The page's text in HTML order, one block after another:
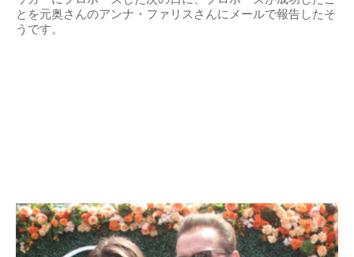
とを元奥さんのアンナ・ファリスさんにメールで報告したそ
うです。